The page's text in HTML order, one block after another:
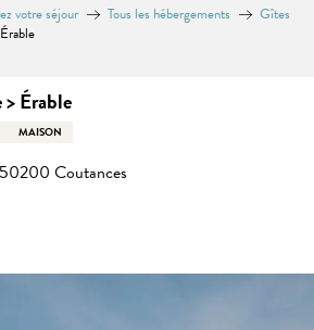
votre séjour Tous les hébergements
Gîtes
Érable
MAISON
Coutances